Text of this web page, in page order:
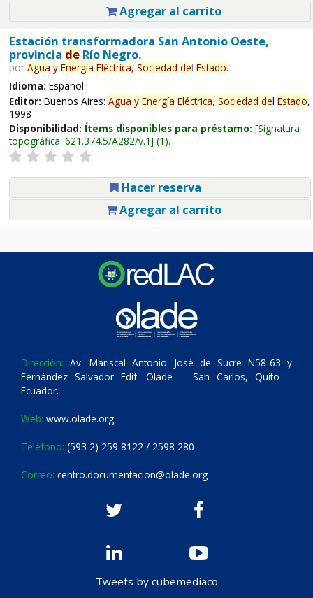
Agregar al carrito
Estación transformadora San Antonio Oeste,
provincia deRío Negro.
por Agua y Energía Eléctrica, Sociedad del Estado.
Idioma: Español
Editor: Buenos Aires: Agua y Energía Eléctrica, Sociedad del Estado,
1998
Disponibilidad: Ítems disponibles para préstamo: Signatura
topográfica: 621.374.5/A282/v.1 (1).
Hacer reserva
Agregar al carrito
Dirección: Av. Mariscal Antonio José de Sucre N58-63 y
Fernández Salvador Edif. Olade – San Carlos, Quito –
Ecuador.
Web: www.olade.org
Teléfono: (593 2) 259 8122 / 2598 280
Correo: centro.documentacion@olade.org
Tweets by cubemediaco